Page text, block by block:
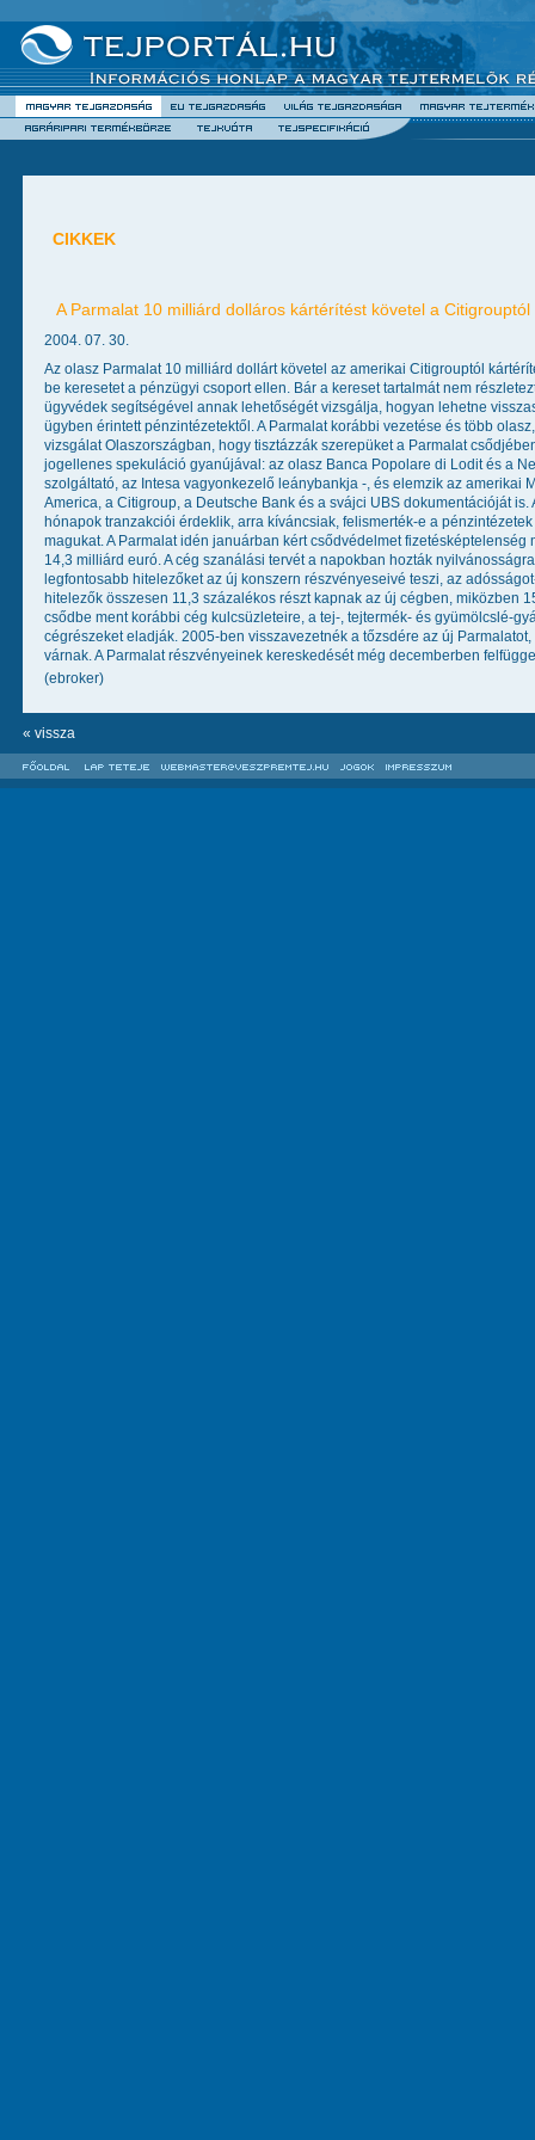
CIKKEK
A Parmalat 10 milliárd dolláros kártérítést követel a Citigrouptól
2004. 07. 30.
Az olasz Parmalat 10 milliárd dollárt követel az amerikai Citigrouptól
be keresetet a pénzügyi csoport ellen. Bár a kereset tartalmát nem
ügyvédek segítségével annak lehetőségét vizsgálja, hogyan lehetne
ügyben érintett pénzintézetektől. A Parmalat korábbi vezetése és több
vizsgálat Olaszországban, hogy tisztázzák szerepüket a Parmalat
jogellenes spekuláció gyanújával: az olasz Banca Popolare di Lodit és a
szolgáltató, az Intesa vagyonkezelő leánybankja -, és elemzik az amerikai
America, a Citigroup, a Deutsche Bank és a svájci UBS dokumentációját
hónapok tranzakciói érdeklik, arra kíváncsiak, felismerték-e a
magukat. A Parmalat idén januárban kért csődvédelmet
14,3 milliárd euró. A cég szanálási tervét a napokban hozták
legfontosabb hitelezőket az új konszern részvényeseivé teszi, az
hitelezők összesen 11,3 százalékos részt kapnak az új cégben, miközben
csődbe ment korábbi cég kulcsüzleteire, a tej-, tejtermék- és gyümölcslé-
cégrészeket eladják. 2005-ben visszavezetnék a tőzsdére az új
várnak. A Parmalat részvényeinek kereskedését még decemberben
(ebroker)
« vissza